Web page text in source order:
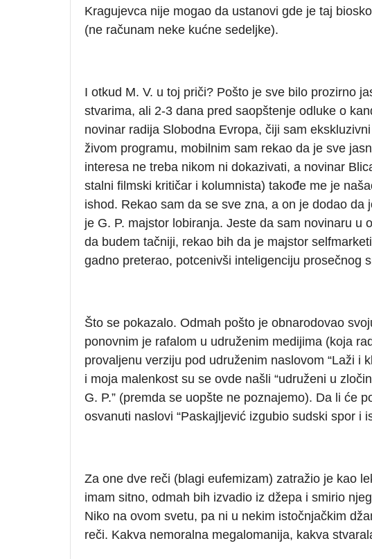
Kragujevca nije mogao da ustanovi gde je taj
(ne računam neke kućne sedeljke).
I otkud M. V. u toj priči? Pošto je sve bilo prozirno
stvarima, ali 2-3 dana pred saopštenje odluke o
novinar radija Slobodna Evropa, čiji sam
živom programu, mobilnim sam rekao da je sve
interesa ne treba nikom ni dokazivati, a novinar
stalni filmski kritičar i kolumnista) takođe me je
ishod. Rekao sam da se sve zna, a on je dodao da
je G. P. majstor lobiranja. Jeste da sam novinaru u
da budem tačniji, rekao bih da je majstor
gadno preterao, potcenivši inteligenciju prosečnog
Što se pokazalo. Odmah pošto je obnarodovao
ponovnim je rafalom u udruženim medijima (koja
provaljenu verziju pod udruženim naslovom “Laži i
i moja malenkost su se ovde našli “udruženi u
G. P.” (premda se uopšte ne poznajemo). Da li će
osvanuti naslovi “Paskajljević izgubio sudski spor i
Za one dve reči (blagi eufemizam) zatražio je kao
imam sitno, odmah bih izvadio iz džepa i smirio
Niko na ovom svetu, pa ni u nekim istočnjačkim
reči. Kakva nemoralna megalomanija, kakva